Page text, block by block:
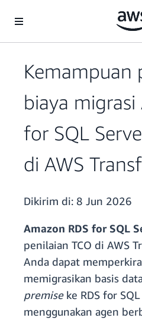
Kemampuan
biaya migrasi
for SQL
di AWS
Dikirim di: 8 Jun 2026
Amazon RDS for SQL
penilaian TCO di AWS
Anda dapat
memigrasikan basis
premiseke RDS for
menggunakan agen